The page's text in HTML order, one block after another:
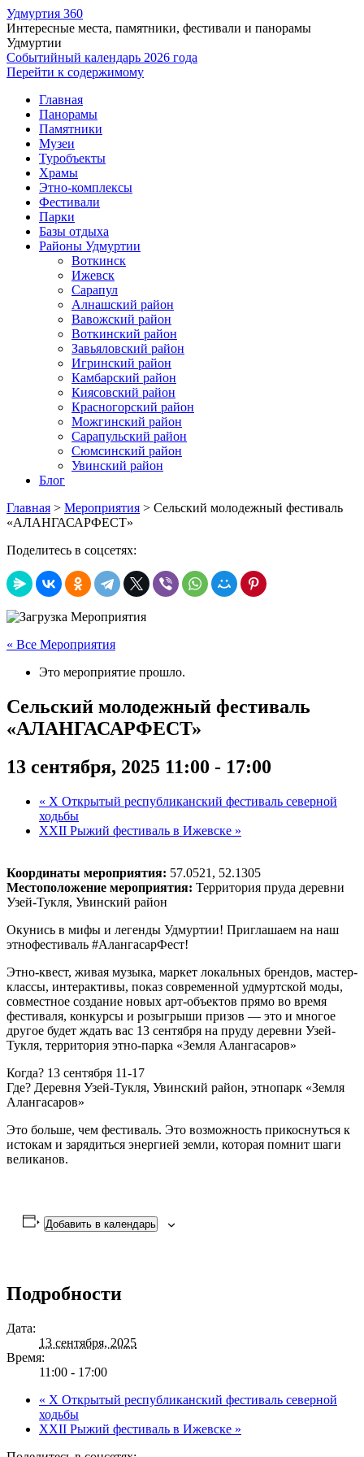
Удмуртия 360
Интересные места, памятники, фестивали и панорамы
Удмуртии
Событийный календарь 2026 года
Перейти к содержимому
Главная
Панорамы
Памятники
Музеи
Туробъекты
Храмы
Этно-комплексы
Фестивали
Парки
Базы отдыха
Районы Удмуртии
Воткинск
Ижевск
Сарапул
Алнашский район
Вавожский район
Воткинский район
Завьяловский район
Игринский район
Камбарский район
Киясовский район
Красногорский район
Можгинский район
Сарапульский район
Сюмсинский район
Увинский район
Блог
Главная > Мероприятия > Сельский молодежный фестиваль
«АЛАНГАСАРФЕСТ»
Поделитесь в соцсетях:
« Все Мероприятия
Это мероприятие прошло.
Сельский молодежный фестиваль
«АЛАНГАСАРФЕСТ»
13 сентября, 2025 11:00 - 17:00
« X Открытый республиканский фестиваль северной
ходьбы
XXII Рыжий фестиваль в Ижевске »
Координаты мероприятия: 57.0521, 52.1305
Местоположение мероприятия: Территория пруда деревни
Узей-Тукля, Увинский район
Окунись в мифы и легенды Удмуртии! Приглашаем на наш
этнофестиваль #АлангасарФест!
Этно-квест, живая музыка, маркет локальных брендов, мастер-
классы, интерактивы, показ современной удмуртской моды,
совместное создание новых арт-объектов прямо во время
фестиваля, конкурсы и розыгрыши призов — это и многое
другое будет ждать вас 13 сентября на пруду деревни Узей-
Тукля, территория этно-парка «Земля Алангасаров»
Когда? 13 сентября 11-17
Где? Деревня Узей-Тукля, Увинский район, этнопарк «Земля
Алангасаров»
Это больше, чем фестиваль. Это возможность прикоснуться к
истокам и зарядиться энергией земли, которая помнит шаги
великанов.
Добавить в календарь
Подробности
Дата:
13 сентября, 2025
Время:
11:00 - 17:00
« X Открытый республиканский фестиваль северной
ходьбы
XXII Рыжий фестиваль в Ижевске »